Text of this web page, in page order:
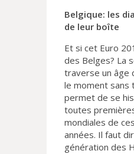
Belgique: les
de leur boîte
Et si cet Euro
des Belges? La
traverse un âge
le moment sans
permet de se
toutes
mondiales de
années. Il faut
génération des